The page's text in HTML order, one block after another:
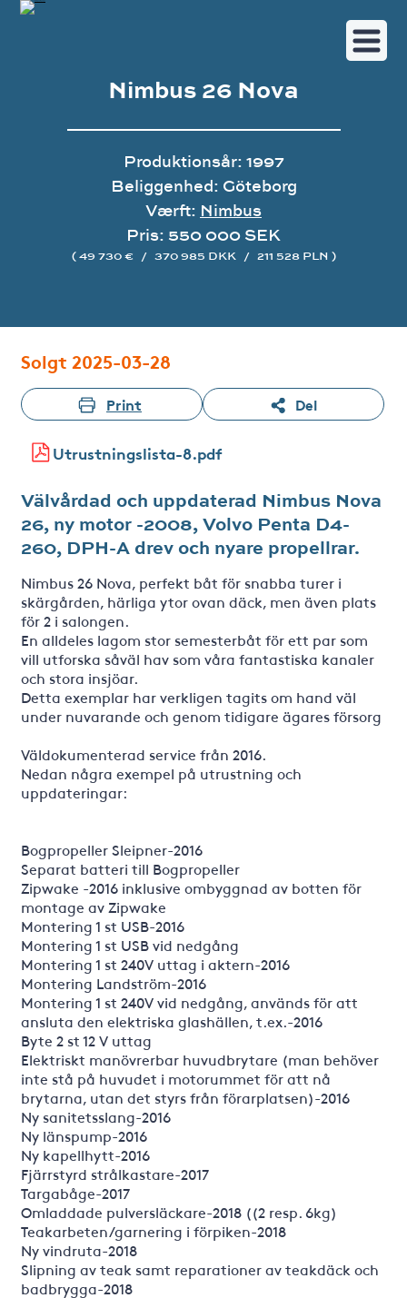
Nimbus 26 Nova
Produktionsår: 1997
Beliggenhed: Göteborg
Værft: Nimbus
Pris: 550 000 SEK
( 49 730 € / 370 985 DKK / 211 528 PLN )
Solgt 2025-03-28
Print Del
Utrustningslista-8.pdf
Välvårdad och uppdaterad Nimbus Nova
26, ny motor -2008, Volvo Penta D4-
260, DPH-A drev och nyare propellrar.
Nimbus 26 Nova, perfekt båt för snabba turer i
skärgården, härliga ytor ovan däck, men även plats
för 2 i salongen.
En alldeles lagom stor semesterbåt för ett par som
vill utforska såväl hav som våra fantastiska kanaler
och stora insjöar.
Detta exemplar har verkligen tagits om hand väl
under nuvarande och genom tidigare ägares försorg
Väldokumenterad service från 2016.
Nedan några exempel på utrustning och
uppdateringar:
Bogpropeller Sleipner-2016
Separat batteri till Bogpropeller
Zipwake -2016 inklusive ombyggnad av botten för
montage av Zipwake
Montering 1 st USB-2016
Montering 1 st USB vid nedgång
Montering 1 st 240V uttag i aktern-2016
Montering Landström-2016
Montering 1 st 240V vid nedgång, används för att
ansluta den elektriska glashällen, t.ex.-2016
Byte 2 st 12 V uttag
Elektriskt manövrerbar huvudbrytare (man behöver
inte stå på huvudet i motorummet för att nå
brytarna, utan det styrs från förarplatsen)-2016
Ny sanitetsslang-2016
Ny länspump-2016
Ny kapellhytt-2016
Fjärrstyrd strålkastare-2017
Targabåge-2017
Omladdade pulversläckare-2018 ((2 resp. 6kg)
Teakarbeten/garnering i förpiken-2018
Ny vindruta-2018
Slipning av teak samt reparationer av teakdäck och
badbrygga-2018